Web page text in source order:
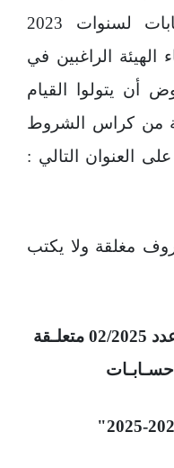
قصد تعيين مراقب حسابات لسنوات 2023
أعضاء الهيئة الراغبين في
أن يتولوا القيام
من كراس الشروط
العنوان التالي :
مغلقة ولا يكتب
" لا يُفْـتـح طلـب عروض عدد 02/2025 متعلـقة